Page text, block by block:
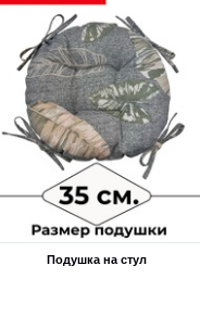
Подушка на стул